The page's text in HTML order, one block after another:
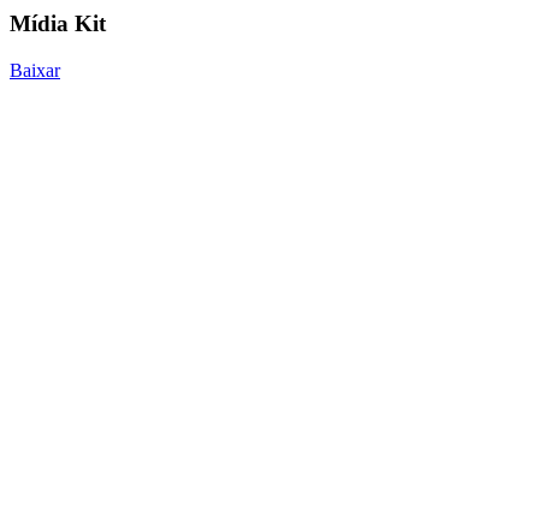
Mídia Kit
Baixar